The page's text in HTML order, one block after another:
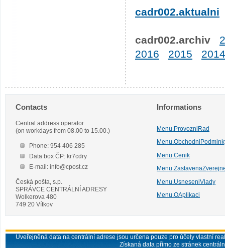
cadr002.aktualni
cadr002.archiv
2016
2015 2014
Contacts
Central address operator
(on workdays from 08.00 to 15.00.)
Phone: 954 406 285
Data box ČP: kr7cdry
E-mail: info@cpost.cz
Česká pošta, s.p.
SPRÁVCE CENTRÁLNÍ ADRESY
Wolkerova 480
749 20 Vítkov
Informations
Menu.ProvozniRad
Menu.Cenik
Menu.UsneseniVlady
Menu.OAplikaci
Uveřejněná data na centrální adrese jsou určena pouze pro účely vlastní
Získaná data přímo ze stránek